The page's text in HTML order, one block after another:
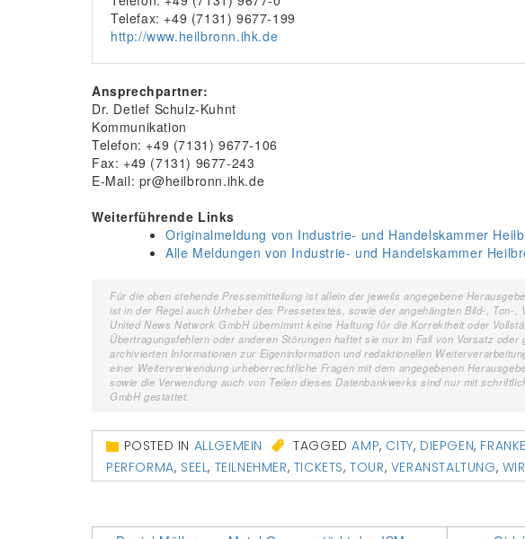
Telefax: +49 (7131) 9677-199
http://www.heilbronn.ihk.de
Ansprechpartner:
Dr. Detlef Schulz-Kuhnt
Kommunikation
Telefon: +49 (7131) 9677-106
Fax: +49 (7131) 9677-243
E-Mail: pr@heilbronn.ihk.de
Weiterführende Links
Originalmeldung von Industrie- und Handelskammer
Alle Meldungen von Industrie- und Handelskammer
Für die oben stehende Pressemitteilung ist allein der jeweils angegebene
ist in der Regel auch Urheber des Pressetextes, sowie der angehängten Bild-, Ton-,
United News Network GmbH übernimmt keine Haftung für die Korrektheit oder
Übertragungsfehlern oder anderen Störungen haftet sie nur im Fall von Vorsatz
archivierten Informationen zur Eigeninformation und redaktionellen
einer Weiterverwendung urheberrechtliche Fragen mit dem angegebenen
sowie die Verwendung auch von Teilen dieses Datenbankwerks sind nur mit
GmbH gestattet.
POSTED IN ALLGEMEIN TAGGEDAMP, CITY, DIEPGEN,
PERFORMA, SEEL, TEILNEHMER, TICKETS,TOUR, VERANSTALTUNG,